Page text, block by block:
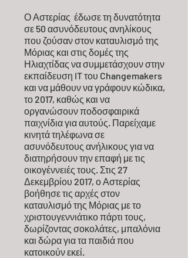
Ο Αστερίας έδωσε τη δυνατότητα
σε 50 ασυνόδευτους ανηλίκους
που ζούσαν στον καταυλισμό της
Μόριας και στις δομές της
Ηλιαχτίδας να συμμετάσχουν στην
εκπαίδευση IT του Changemakers
και να μάθουν να γράφουν κώδικα,
το 2017, καθώς και να
οργανώσουν ποδοσφαιρικά
παιχνίδια για αυτούς. Παρείχαμε
κινητά τηλέφωνα σε
ασυνόδευτους ανήλικους για να
διατηρήσουν την επαφή με τις
οικογέννειές τους. Στις 27
Δεκεμβρίου 2017, ο Αστερίας
βοήθησε τις αρχές στον
καταυλισμό της Μόριας με το
χριστουγεννιάτικο πάρτι τους,
δωρίζοντας σοκολάτες, μπαλόνια
και δώρα για τα παιδιά που
κατοικούν εκεί.